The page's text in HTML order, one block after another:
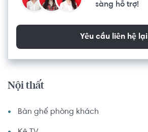
sàng hỗ trợ!
Yêu cầu liên hệ lại
Nội thất
Bàn ghế phòng khách